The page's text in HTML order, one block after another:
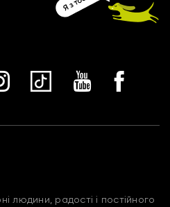
людини, радості і постійного